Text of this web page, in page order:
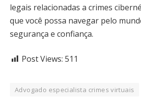
legais relacionadas a crimes
que você possa navegar pelo
segurança e confiança.
Post Views: 511
Advogado especialista crimes virtuais